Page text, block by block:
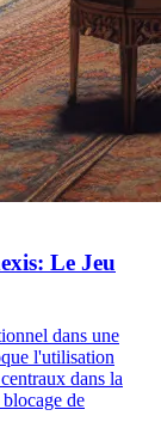
Le Jeu
dans une
l'utilisation
dans la
de